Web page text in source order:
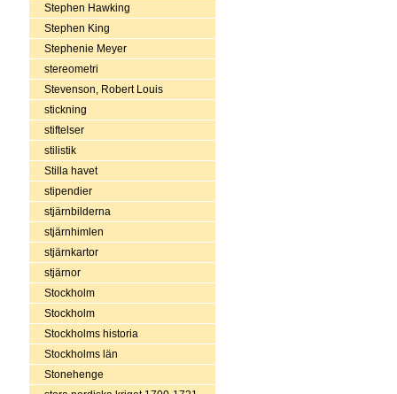
Stephen Hawking
Stephen King
Stephenie Meyer
stereometri
Stevenson, Robert Louis
stickning
stiftelser
stilistik
Stilla havet
stipendier
stjärnbilderna
stjärnhimlen
stjärnkartor
stjärnor
Stockholm
Stockholm
Stockholms historia
Stockholms län
Stonehenge